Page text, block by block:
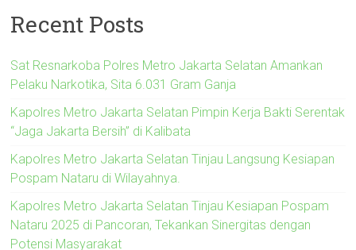
Recent Posts
Sat Resnarkoba Polres Metro Jakarta Selatan Amankan
Pelaku Narkotika, Sita 6.031 Gram Ganja
Kapolres Metro Jakarta Selatan Pimpin Kerja Bakti Serentak
“Jaga Jakarta Bersih” di Kalibata
Kapolres Metro Jakarta Selatan Tinjau Langsung Kesiapan
Pospam Nataru di Wilayahnya.
Kapolres Metro Jakarta Selatan Tinjau Kesiapan Pospam
Nataru 2025 di Pancoran, Tekankan Sinergitas dengan
Potensi Masyarakat